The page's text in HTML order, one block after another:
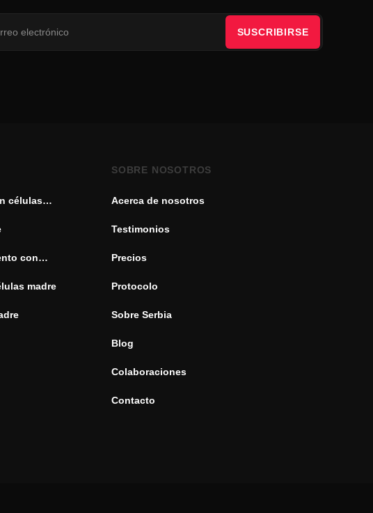
SUSCRIBIRSE
células
con
madre
SOBRE NOSOTROS
Acerca de nosotros
Testimonios
Precios
Protocolo
Sobre Serbia
Blog
Colaboraciones
Contacto